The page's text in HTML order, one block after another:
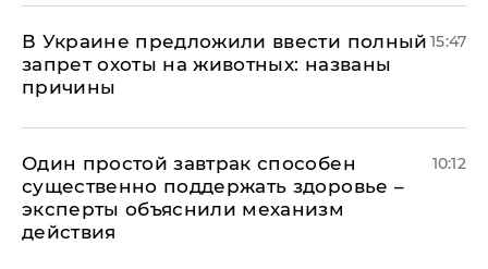
В Украине предложили ввести полный
запрет охоты на животных: названы
причины
15:47
Один простой завтрак способен
существенно поддержать здоровье –
эксперты объяснили механизм
действия
10:12